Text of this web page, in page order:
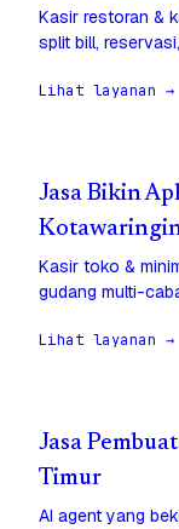
Kasir restoran &
split bill,
Lihat layanan →
Jasa Bikin
Kasir toko &
gudang multi-
Lihat layanan →
Jasa
Timur
AI agent yang